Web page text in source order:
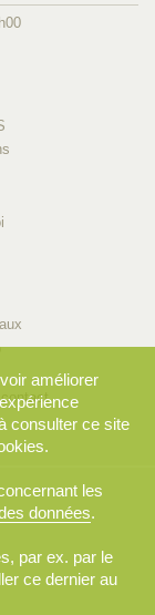
améliorer
consulter ce site
les
données.
par ex. par le
ce dernier au